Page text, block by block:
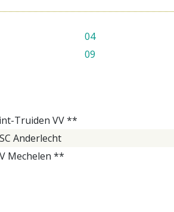
04
09
Truiden VV **
Anderlecht
Mechelen **